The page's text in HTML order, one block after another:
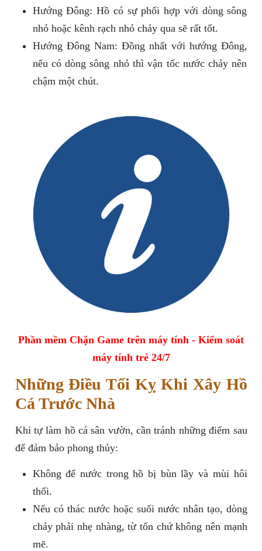
Hướng Đông: Hồ có sự phối hợp với dòng sông
nhỏ hoặc kênh rạch nhỏ chảy qua sẽ rất tốt.
Hướng Đông Nam: Đồng nhất với hướng Đông,
nếu có dòng sông nhỏ thì vận tốc nước chảy nên
chậm một chút.
Phần mềm Chặn Game trên máy tính - Kiểm soát
máy tính trẻ 24/7
Những Điều Tối Kỵ Khi Xây Hồ
Cá Trước Nhà
Khi tự làm hồ cá sân vườn, cần tránh những điểm sau
để đảm bảo phong thủy:
Không để nước trong hồ bị bùn lầy và mùi hôi
thối.
Nếu có thác nước hoặc suối nước nhân tạo, dòng
chảy phải nhẹ nhàng, từ tốn chứ không nên mạnh
mẽ.